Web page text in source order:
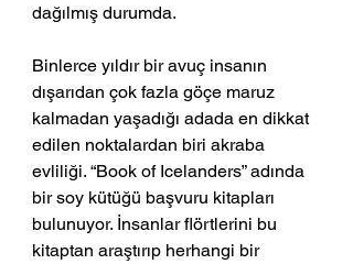
dağılmış durumda.
Binlerce yıldır bir avuç insanın
dışarıdan çok fazla göçe maruz
kalmadan yaşadığı adada en dikkat
edilen noktalardan biri akraba
evliliği. “Book of Icelanders” adında
bir soy kütüğü başvuru kitapları
bulunuyor. İnsanlar flörtlerini bu
kitaptan araştırıp herhangi bir